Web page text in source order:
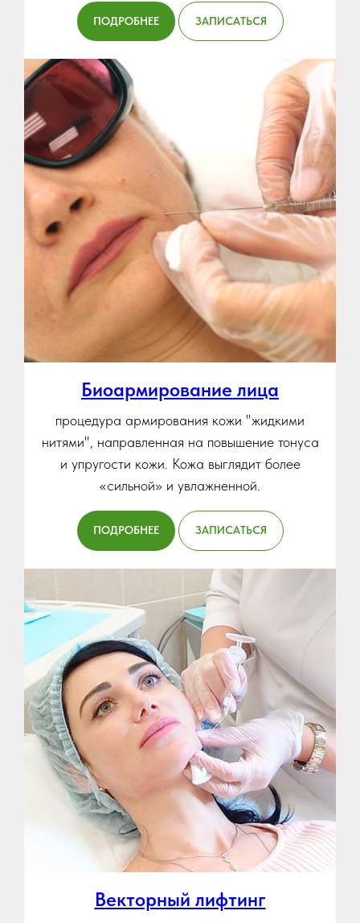
ПОДРОБНЕЕ ЗАПИСАТЬСЯ
Биоармирование лица
процедура армирования кожи "жидкими
нитями", направленная на повышение тонуса
и упругости кожи. Кожа выглядит более
«сильной» и увлажненной.
ПОДРОБНЕЕ ЗАПИСАТЬСЯ
Векторный лифтинг